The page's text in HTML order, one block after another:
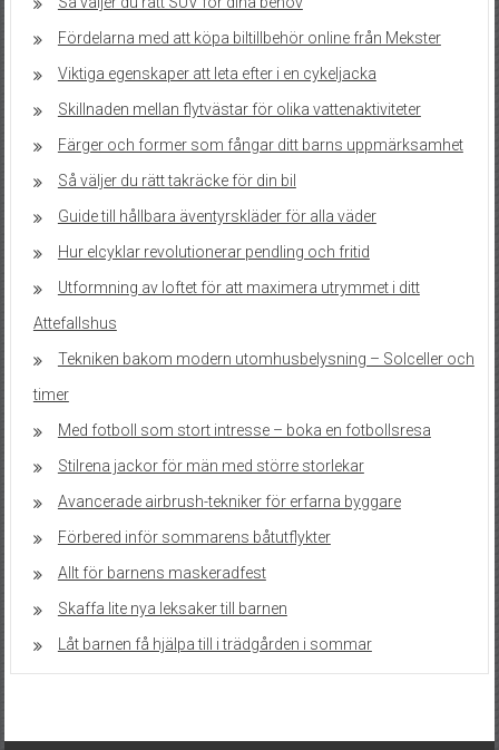
Fördelarna med att köpa biltillbehör online från Mekster
Viktiga egenskaper att leta efter i en cykeljacka
Skillnaden mellan flytvästar för olika vattenaktiviteter
Färger och former som fångar ditt barns uppmärksamhet
Så väljer du rätt takräcke för din bil
Guide till hållbara äventyrskläder för alla väder
Hur elcyklar revolutionerar pendling och fritid
Utformning av loftet för att maximera utrymmet i ditt
Attefallshus
Tekniken bakom modern utomhusbelysning – Solceller och
timer
Med fotboll som stort intresse – boka en fotbollsresa
Stilrena jackor för män med större storlekar
Avancerade airbrush-tekniker för erfarna byggare
Förbered inför sommarens båtutflykter
Allt för barnens maskeradfest
Skaffa lite nya leksaker till barnen
Låt barnen få hjälpa till i trädgården i sommar